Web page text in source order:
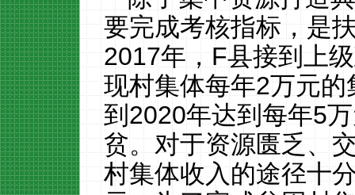
要完成考核指标，是
2017年，F县接到上
现村集体每年2万元的
到2020年达到每年5
贫。对于资源匮乏、
村集体收入的途径十